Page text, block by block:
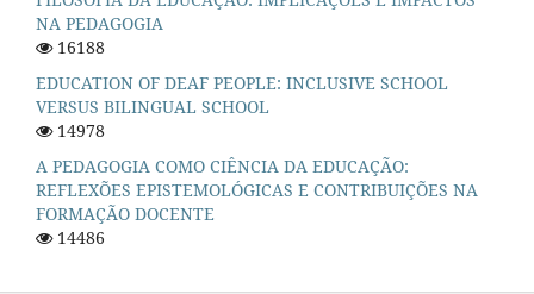
NA PEDAGOGIA
16188
EDUCATION OF DEAF PEOPLE: INCLUSIVE SCHOOL
VERSUS BILINGUAL SCHOOL
14978
A PEDAGOGIA COMO CIÊNCIA DA EDUCAÇÃO:
REFLEXÕES EPISTEMOLÓGICAS E CONTRIBUIÇÕES NA
FORMAÇÃO DOCENTE
14486